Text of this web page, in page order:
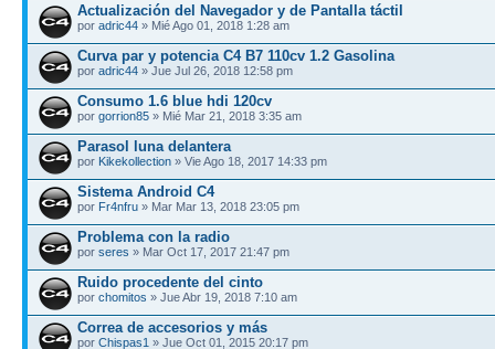
Actualización del Navegador y de Pantalla táctil
por adric44 » Mié Ago 01, 2018 1:28 am
Curva par y potencia C4 B7 110cv 1.2 Gasolina
por adric44 » Jue Jul 26, 2018 12:58 pm
Consumo 1.6 blue hdi 120cv
por gorrion85 » Mié Mar 21, 2018 3:35 am
Parasol luna delantera
por Kikekollection » Vie Ago 18, 2017 14:33 pm
Sistema Android C4
por Fr4nfru » Mar Mar 13, 2018 23:05 pm
Problema con la radio
por seres » Mar Oct 17, 2017 21:47 pm
Ruido procedente del cinto
por chomitos » Jue Abr 19, 2018 7:10 am
Correa de accesorios y más
por Chispas1 » Jue Oct 01, 2015 20:17 pm